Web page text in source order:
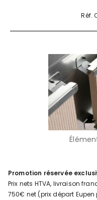
Réf.
Promotion réservée
Prix nets HTVA, livraison
750€ net (prix départ Eupen